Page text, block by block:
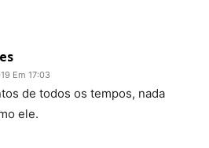
Em 17:03
de todos os tempos, nada
ele.